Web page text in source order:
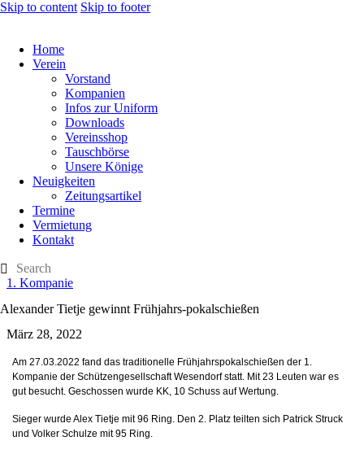
Skip to content Skip to footer
Home
Verein
Vorstand
Kompanien
Infos zur Uniform
Downloads
Vereinsshop
Tauschbörse
Unsere Könige
Neuigkeiten
Zeitungsartikel
Termine
Vermietung
Kontakt
1. Kompanie
Alexander Tietje gewinnt Frühjahrs-pokalschießen
März 28, 2022
Am 27.03.2022 fand das traditionelle Frühjahrspokalschießen der 1.
Kompanie der Schützengesellschaft Wesendorf statt. Mit 23 Leuten war es
gut besucht. Geschossen wurde KK, 10 Schuss auf Wertung.
Sieger wurde Alex Tietje mit 96 Ring. Den 2. Platz teilten sich Patrick Struck
und Volker Schulze mit 95 Ring.